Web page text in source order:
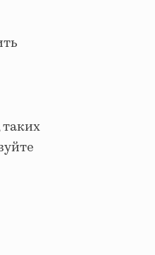
таких